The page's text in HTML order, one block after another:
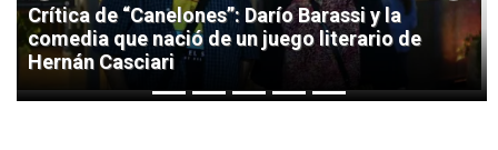
Crítica de “Canelones”: Darío Barassi y la
comedia que nació de un juego literario de
Hernán Casciari